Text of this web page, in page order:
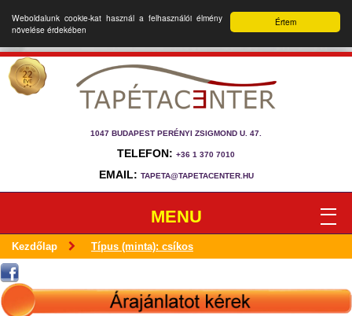
Értem
Weboldalunk cookie-kat használ a felhasználói élmény
növelése érdekében
1047 BUDAPEST PERÉNYI ZSIGMOND U. 47.
TELEFON: +36 1 370 7010
EMAIL: TAPETA@TAPETACENTER.HU
MENU
Kezdőlap Típus (minta): csíkos